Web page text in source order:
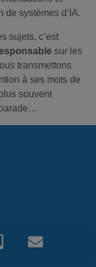
de systèmes d’IA.
sujets, c’est
sur les
transmettons
à ses mots de
souvent